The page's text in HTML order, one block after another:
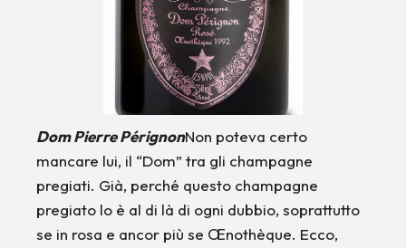
Dom Pierre PérignonNon poteva certo
mancare lui, il “Dom” tra gli champagne
pregiati. Già, perché questo champagne
pregiato lo è al di là di ogni dubbio, soprattutto
se in rosa e ancor più se Œnothèque. Ecco,